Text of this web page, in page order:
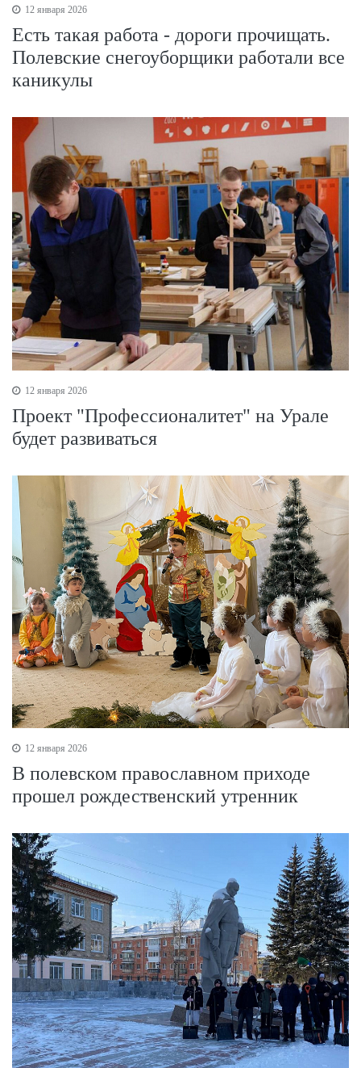
12 января 2026
Есть такая работа - дороги прочищать.
Полевские снегоуборщики работали все
каникулы
12 января 2026
Проект "Профессионалитет" на Урале
будет развиваться
12 января 2026
В полевском православном приходе
прошел рождественский утренник